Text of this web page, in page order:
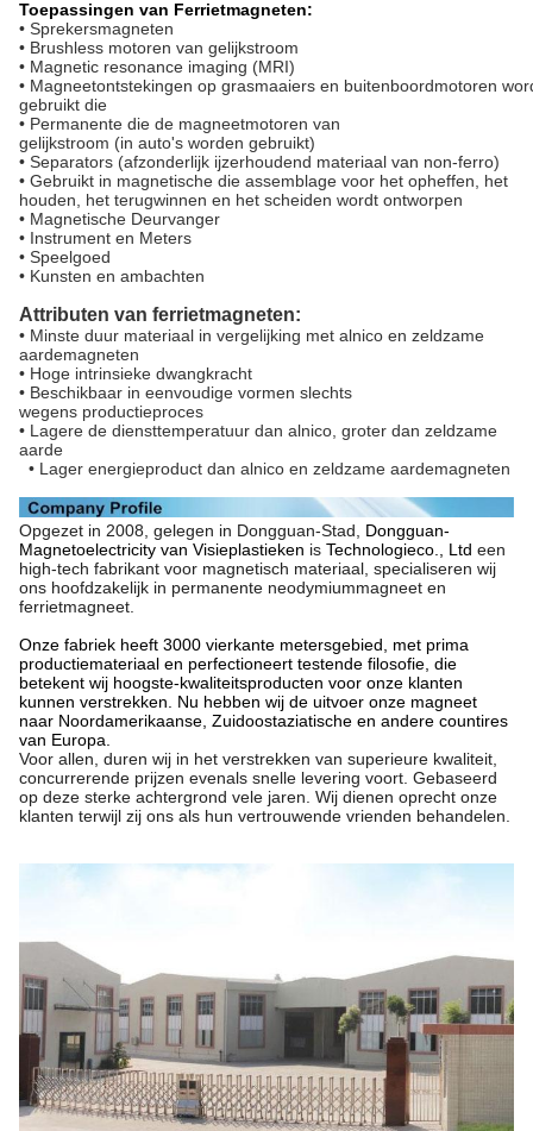
Toepassingen van Ferrietmagneten:
• Sprekersmagneten
• Brushless motoren van gelijkstroom
• Magnetic resonance imaging (MRI)
• Magneetontstekingen op grasmaaiers en buitenboordmotoren
gebruikt die
• Permanente die de magneetmotoren van
gelijkstroom (in auto's worden gebruikt)
• Separators (afzonderlijk ijzerhoudend materiaal van non-ferro)
• Gebruikt in magnetische die assemblage voor het opheffen, het
houden, het terugwinnen en het scheiden wordt ontworpen
• Magnetische Deurvanger
• Instrument en Meters
• Speelgoed
• Kunsten en ambachten
Attributen van ferrietmagneten:
• Minste duur materiaal in vergelijking met alnico en zeldzame
aardemagneten
• Hoge intrinsieke dwangkracht
• Beschikbaar in eenvoudige vormen slechts
wegens productieproces
• Lagere de diensttemperatuur dan alnico, groter dan zeldzame
aarde
• Lager energieproduct dan alnico en zeldzame aardemagneten
Opgezet in 2008, gelegen in Dongguan-Stad,
Dongguan-
Magnetoelectricity van Visieplastieken is Technologieco., Ltd een
high-tech fabrikant voor magnetisch materiaal, specialiseren wij
ons hoofdzakelijk in permanente neodymiummagneet en
ferrietmagneet.
Onze fabriek heeft 3000 vierkante metersgebied, met prima
productiemateriaal en perfectioneert testende filosofie, die
betekent wij hoogste-kwaliteitsproducten voor onze klanten
kunnen verstrekken. Nu hebben wij de uitvoer onze magneet
naar Noordamerikaanse, Zuidoostaziatische en andere countires
van Europa.
Voor allen, duren wij in het verstrekken van superieure kwaliteit,
concurrerende prijzen evenals snelle levering voort. Gebaseerd
op deze sterke achtergrond vele jaren. Wij dienen oprecht onze
klanten terwijl zij ons als hun vertrouwende vrienden behandelen.